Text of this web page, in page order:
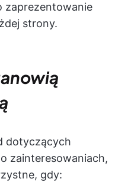
zaprezentowanie
strony.
dotyczących
zainteresowaniach,
gdy: